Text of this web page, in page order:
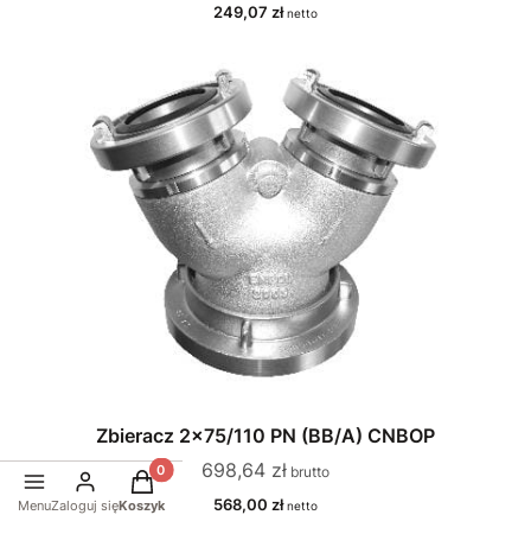
Cena
249,07 zł
Zbieracz 2x75/110 PN (BB/A) CNBOP
Cena
698,64 zł
Cena
568,00 zł
MenuZaloguj się
Produkty w koszyku: 0. Zobacz szczegóły
Koszyk